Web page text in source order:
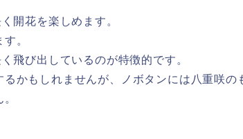
開花を楽しめます。
。
飛び出しているのが特徴的です。
かもしれませんが、ノボタンには八重咲の